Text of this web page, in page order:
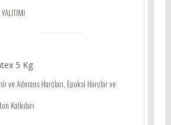
5 Kg
ve Aderans Harçları, Epoksi Harçlar ve
Katkıları